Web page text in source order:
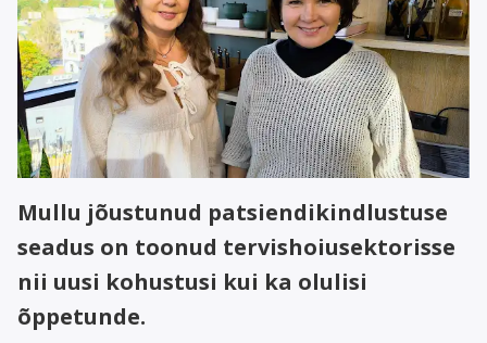
Mullu jõustunud patsiendikindlustuse
seadus on toonud tervishoiusektorisse
nii uusi kohustusi kui ka olulisi
õppetunde.